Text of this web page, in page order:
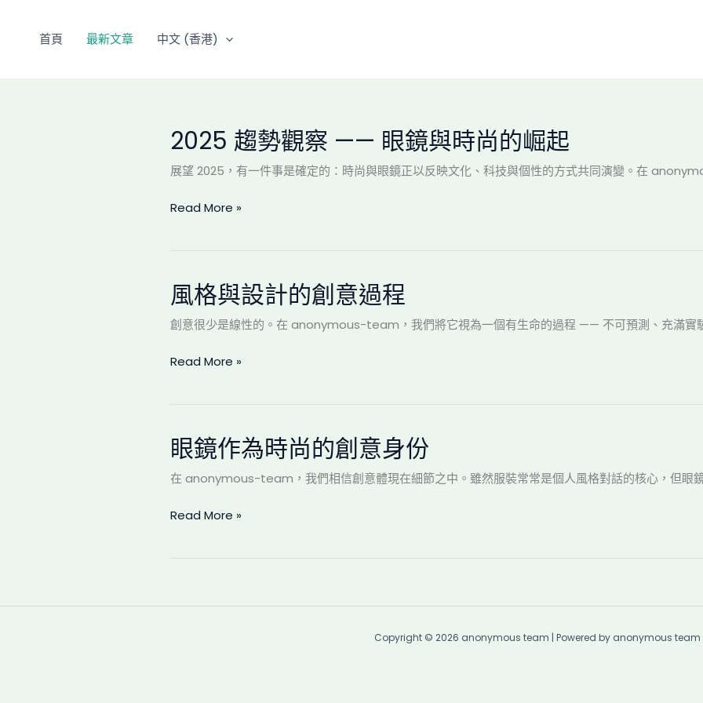
content首頁 最新文章 中文 (香港)
2025 趨勢觀察 —— 眼鏡與時尚的崛起
展望 2025，有一件事是確定的：時尚與眼鏡正以反映文化、科技與個性的方式共同演變。在
2025
趨
勢
察
眼
與
時
尚
崛
Read More »
風格與設計的創意過程
創意很少是線性的。在 anonymous-team，我們將它視為一個有生命的過程 —— 不可預測、充滿實
風
格
與
計
創
過
程
Read More »
眼鏡作為時尚的創意身份
在 anonymous-team，我們相信創意體現在細節之中。雖然服裝常常是個人風格對話的核心，但眼
眼
鏡
作
時
的
身
Read More »
Copyright © 2026 anonymous team | Powered by anonymous team